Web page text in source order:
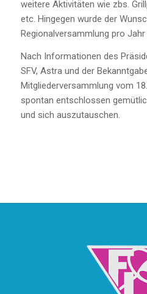
weitere Aktivitäten wie zbs.
etc. Hingegen wurde der
Regionalversammlung pro
Nach Informationen des
SFV, Astra und der
Mitgliederversammlung vom
spontan entschlossen
und sich auszutauschen.